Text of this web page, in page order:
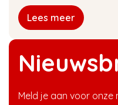
Meld je aan voor
Lees meer